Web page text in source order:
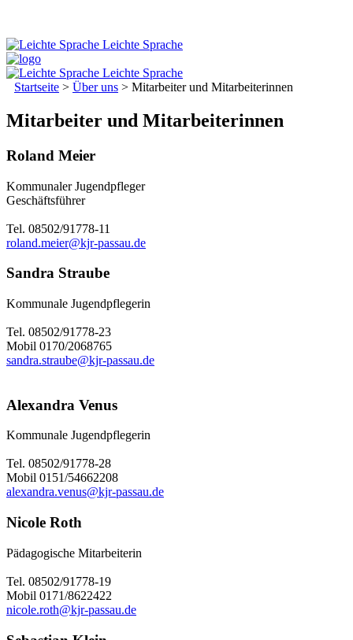
Leichte Sprache
Leichte Sprache
Startseite > Über uns > Mitarbeiter und Mitarbeiterinnen
Mitarbeiter und Mitarbeiterinnen
Roland Meier
Kommunaler Jugendpfleger
Geschäftsführer
Tel. 08502/91778-11
roland.meier@kjr-passau.de
Sandra Straube
Kommunale Jugendpflegerin
Tel. 08502/91778-23
Mobil 0170/2068765
sandra.straube@kjr-passau.de
Alexandra Venus
Kommunale Jugendpflegerin
Tel. 08502/91778-28
Mobil 0151/54662208
alexandra.venus@kjr-passau.de
Nicole Roth
Pädagogische Mitarbeiterin
Tel. 08502/91778-19
Mobil 0171/8622422
nicole.roth@kjr-passau.de